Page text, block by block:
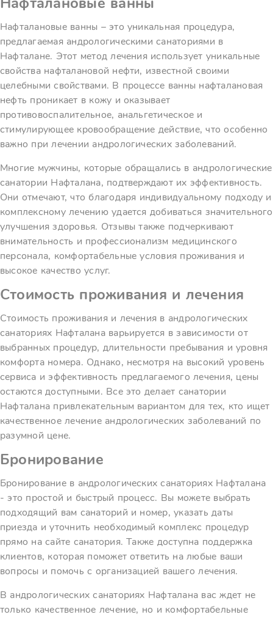
Нафталановые ванны – это уникальная процедура,
предлагаемая андрологическими санаториями в
Нафталане. Этот метод лечения использует уникальные
свойства нафталановой нефти, известной своими
целебными свойствами. В процессе ванны нафталановая
нефть проникает в кожу и оказывает
противовоспалительное, анальгетическое и
стимулирующее кровообращение действие, что особенно
важно при лечении андрологических заболеваний.
Многие мужчины, которые обращались в андрологические
санатории Нафталана, подтверждают их эффективность.
Они отмечают, что благодаря индивидуальному подходу и
комплексному лечению удается добиваться значительного
улучшения здоровья. Отзывы также подчеркивают
внимательность и профессионализм медицинского
персонала, комфортабельные условия проживания и
высокое качество услуг.
Стоимость проживания и лечения
Стоимость проживания и лечения в андрологических
санаториях Нафталана варьируется в зависимости от
выбранных процедур, длительности пребывания и уровня
комфорта номера. Однако, несмотря на высокий уровень
сервиса и эффективность предлагаемого лечения, цены
остаются доступными. Все это делает санатории
Нафталана привлекательным вариантом для тех, кто ищет
качественное лечение андрологических заболеваний по
разумной цене.
Бронирование
Бронирование в андрологических санаториях Нафталана
- это простой и быстрый процесс. Вы можете выбрать
подходящий вам санаторий и номер, указать даты
приезда и уточнить необходимый комплекс процедур
прямо на сайте санатория. Также доступна поддержка
клиентов, которая поможет ответить на любые ваши
вопросы и помочь с организацией вашего лечения.
В андрологических санаториях Нафталана вас ждет не
только качественное лечение, но и комфортабельные